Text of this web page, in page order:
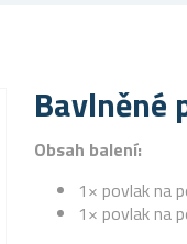
Bavlněné
Obsah balení:
1× povlak na
1× povlak na